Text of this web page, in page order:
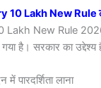
10 Lakh New Rule
Lakh New Rule
गया है। सरकार का उद्देश्य
में पारदर्शिता लाना